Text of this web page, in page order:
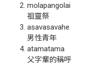
molapangolai
祖靈祭
asavasavahe
男性青年
atamatama
父字輩的稱呼